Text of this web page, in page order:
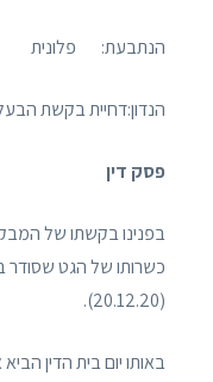
הנתבעת: פלונית
הנדון:דחיית בקשת
פסק דין
בפנינו בקשתו של
כשרותו של הגט שסודר
(20.12.20).
באותו יום בית הדין